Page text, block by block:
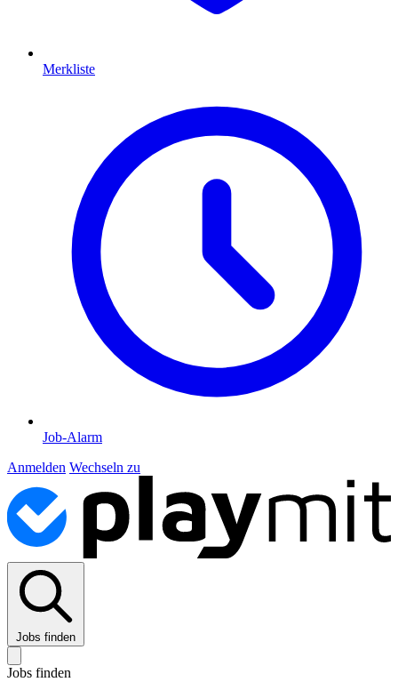
Merkliste
Job-Alarm
Anmelden Wechseln zu
Jobs finden
Jobs finden